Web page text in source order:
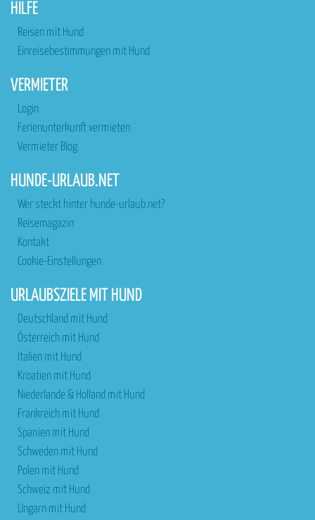
HILFE
Reisen mit Hund
Einreisebestimmungen mit Hund
VERMIETER
Login
Ferienunterkunft vermieten
Vermieter Blog
HUNDE-URLAUB.NET
Wer steckt hinter hunde-urlaub.net?
Reisemagazin
Kontakt
Cookie-Einstellungen
URLAUBSZIELE MIT HUND
Deutschland mit Hund
Österreich mit Hund
Italien mit Hund
Kroatien mit Hund
Niederlande & Holland mit Hund
Frankreich mit Hund
Spanien mit Hund
Schweden mit Hund
Polen mit Hund
Schweiz mit Hund
Ungarn mit Hund